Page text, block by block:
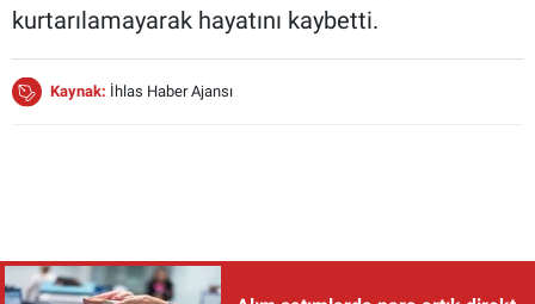
kurtarılamayarak hayatını kaybetti.
Kaynak: İhlas Haber Ajansı